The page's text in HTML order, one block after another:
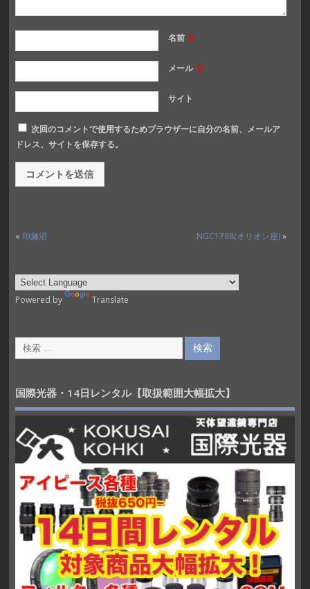
名前 ※
メール※
サイト
次回のコメントで使用するためブラウザーに自分の名前、メールア
ドレス、サイトを保存する。
« 印旛沼 NGC1788(オリオン座)»
Powered by Translate
国際光器・14日レンタル【取扱範囲大幅拡大】